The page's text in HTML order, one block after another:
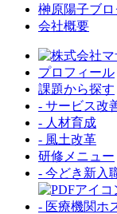
榊原陽子ブロ
会社概要
プロフィール
課題から探す
- サービス改
- 人材育成
- 風土改革
研修メニュー
- 今どき新入
- 医療機関ホ